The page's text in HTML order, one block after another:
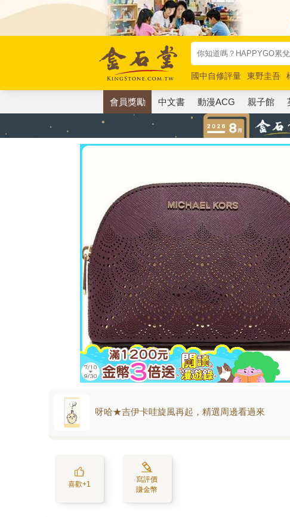
國中自修評量 東野圭吾
唯紅花綻放
奧德賽 路邊
會員獎勵 中文書 動漫ACG 親子館
呀哈★吉伊卡哇旋風再起，精選周邊看過來
喜歡+1
寫評價
賺金幣